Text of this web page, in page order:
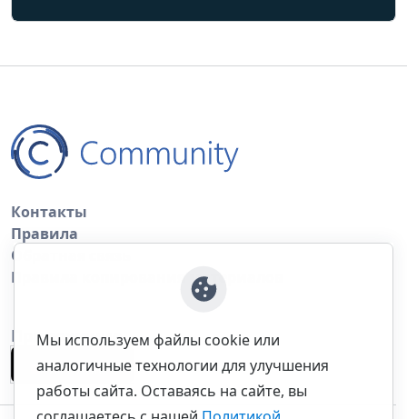
Контакты
Правила
Обратная связь
Правила копирования материалов
Приложение
Мы используем файлы cookie или
аналогичные технологии для улучшения
работы сайта. Оставаясь на сайте, вы